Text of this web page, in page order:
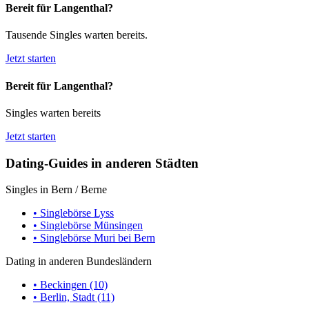
Bereit für Langenthal?
Tausende Singles warten bereits.
Jetzt starten
Bereit für Langenthal?
Singles warten bereits
Jetzt starten
Dating-Guides in anderen Städten
Singles in Bern / Berne
• Singlebörse Lyss
• Singlebörse Münsingen
• Singlebörse Muri bei Bern
Dating in anderen Bundesländern
• Beckingen (10)
• Berlin, Stadt (11)